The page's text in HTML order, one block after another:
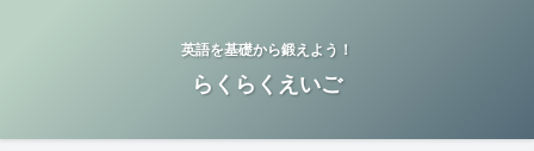
英語を基礎から鍛えよう！
らくらくえいご